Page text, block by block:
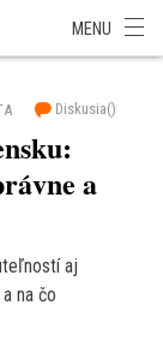
MENU
Diskusia()
a
aj
na čo